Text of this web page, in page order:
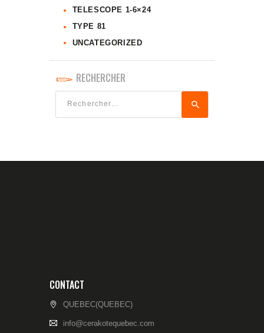
TELESCOPE 1-6×24
TYPE 81
UNCATEGORIZED
RECHERCHER
CONTACT
QUEBEC(QUEBEC)
info@cerakotequebec.com